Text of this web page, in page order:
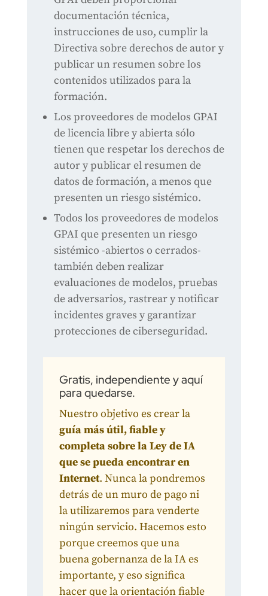
documentación técnica,
instrucciones de uso, cumplir la
Directiva sobre derechos de autor y
publicar un resumen sobre los
contenidos utilizados para la
formación.
Los proveedores de modelos GPAI
de licencia libre y abierta sólo
tienen que respetar los derechos de
autor y publicar el resumen de
datos de formación, a menos que
presenten un riesgo sistémico.
Todos los proveedores de modelos
GPAI que presenten un riesgo
sistémico -abiertos o cerrados-
también deben realizar
evaluaciones de modelos, pruebas
de adversarios, rastrear y notificar
incidentes graves y garantizar
protecciones de ciberseguridad.
Gratis, independiente y aquí
para quedarse.
Nuestro objetivo es crear la
guía más útil, fiable y
completa sobre la Ley de IA
que se pueda encontrar en
Internet. Nunca la pondremos
detrás de un muro de pago ni
la utilizaremos para venderte
ningún servicio. Hacemos esto
porque creemos que una
buena gobernanza de la IA es
importante, y eso significa
hacer que la orientación fiable